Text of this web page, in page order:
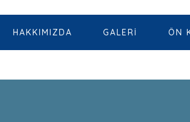
HAKKIMIZDA GALERİ ÖN